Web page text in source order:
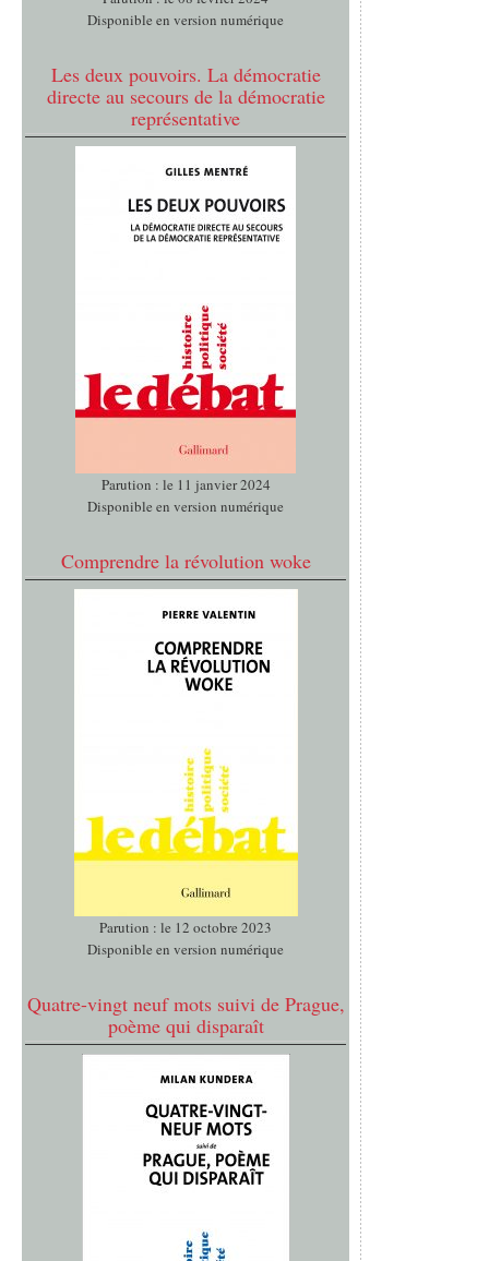
Disponible en version numérique
Les deux pouvoirs. La démocratie
directe au secours de la démocratie
représentative
Parution : le 11 janvier 2024
Disponible en version numérique
Comprendre la révolution woke
Parution : le 12 octobre 2023
Disponible en version numérique
Quatre-vingt neuf mots suivi de Prague,
poème qui disparaît